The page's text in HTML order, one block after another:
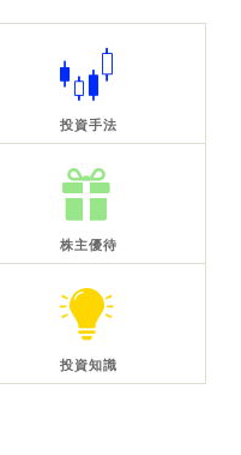
投資手法
株主優待
投資知識